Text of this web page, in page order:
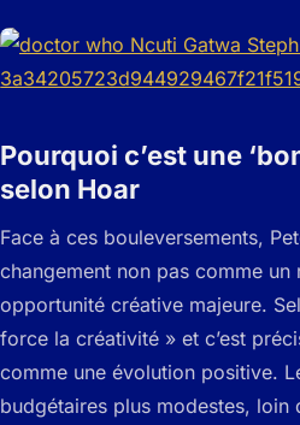
Pourquoi c’est une
selon Hoar
Face à ces bouleversements,
changement non pas comme
opportunité créative majeure.
force la créativité » et c’est
comme une évolution positive.
budgétaires plus modestes, loin